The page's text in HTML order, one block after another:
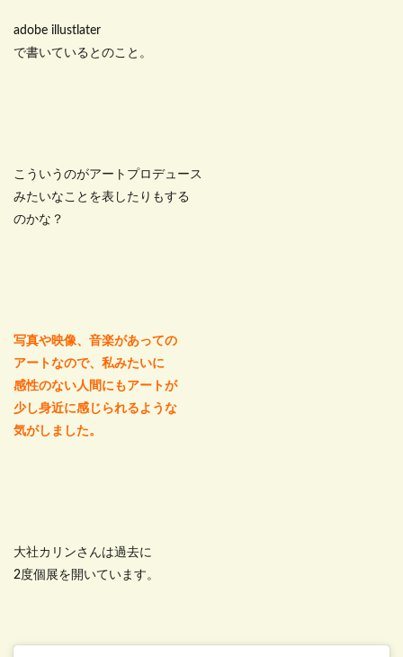
adobe illustlater
で書いているとのこと。
こういうのがアートプロデュース
みたいなことを表したりもする
のかな？
写真や映像、音楽があっての
アートなので、私みたいに
感性のない人間にもアートが
少し身近に感じられるような
気がしました。
大社カリンさんは過去に
2度個展を開いています。